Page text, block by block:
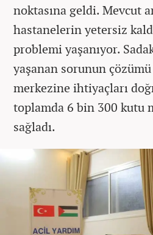
noktasına geldi. Mevcut
hastanelerin yetersiz
problemi yaşanıyor.
yaşanan sorunun
merkezine ihtiyaçları
toplamda 6 bin 300 kutu
sağladı.